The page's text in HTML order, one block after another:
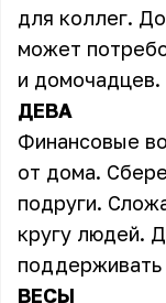
для коллег.
может
и домочадцев.
ДЕВА
Финансовые
от дома.
подруги.
кругу людей.
поддерживать
ВЕСЫ